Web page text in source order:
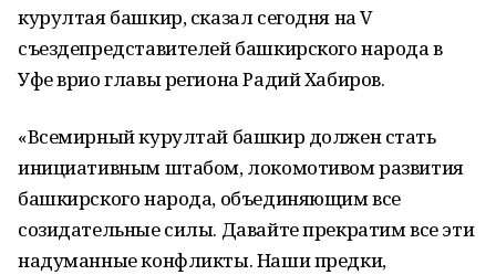
курултая башкир, сказал сегодня на V
съездепредставителей башкирского народа в
Уфе врио главы региона Радий Хабиров.
«Всемирный курултай башкир должен стать
инициативным штабом, локомотивом развития
башкирского народа, объединяющим все
созидательные силы. Давайте прекратим все эти
надуманные конфликты. Наши предки,